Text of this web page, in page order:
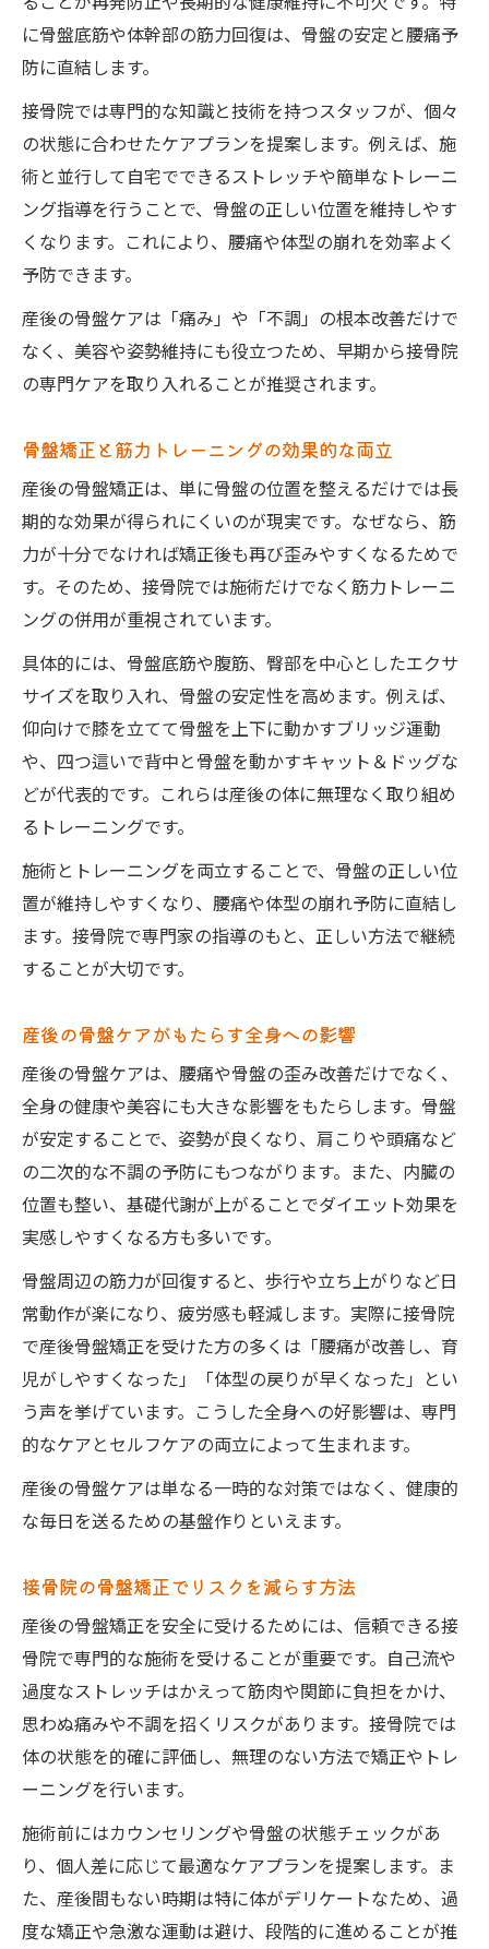
に骨盤底筋や体幹部の筋力回復は、骨盤の安定と腰痛予
防に直結します。
接骨院では専門的な知識と技術を持つスタッフが、個々
の状態に合わせたケアプランを提案します。例えば、施
術と並行して自宅でできるストレッチや簡単なトレーニ
ング指導を行うことで、骨盤の正しい位置を維持しやす
くなります。これにより、腰痛や体型の崩れを効率よく
予防できます。
産後の骨盤ケアは「痛み」や「不調」の根本改善だけで
なく、美容や姿勢維持にも役立つため、早期から接骨院
の専門ケアを取り入れることが推奨されます。
骨盤矯正と筋力トレーニングの効果的な両立
産後の骨盤矯正は、単に骨盤の位置を整えるだけでは長
期的な効果が得られにくいのが現実です。なぜなら、筋
力が十分でなければ矯正後も再び歪みやすくなるためで
す。そのため、接骨院では施術だけでなく筋力トレーニ
ングの併用が重視されています。
具体的には、骨盤底筋や腹筋、臀部を中心としたエクサ
サイズを取り入れ、骨盤の安定性を高めます。例えば、
仰向けで膝を立てて骨盤を上下に動かすブリッジ運動
や、四つ這いで背中と骨盤を動かすキャット＆ドッグな
どが代表的です。これらは産後の体に無理なく取り組め
るトレーニングです。
施術とトレーニングを両立することで、骨盤の正しい位
置が維持しやすくなり、腰痛や体型の崩れ予防に直結し
ます。接骨院で専門家の指導のもと、正しい方法で継続
することが大切です。
産後の骨盤ケアがもたらす全身への影響
産後の骨盤ケアは、腰痛や骨盤の歪み改善だけでなく、
全身の健康や美容にも大きな影響をもたらします。骨盤
が安定することで、姿勢が良くなり、肩こりや頭痛など
の二次的な不調の予防にもつながります。また、内臓の
位置も整い、基礎代謝が上がることでダイエット効果を
実感しやすくなる方も多いです。
骨盤周辺の筋力が回復すると、歩行や立ち上がりなど日
常動作が楽になり、疲労感も軽減します。実際に接骨院
で産後骨盤矯正を受けた方の多くは「腰痛が改善し、育
児がしやすくなった」「体型の戻りが早くなった」とい
う声を挙げています。こうした全身への好影響は、専門
的なケアとセルフケアの両立によって生まれます。
産後の骨盤ケアは単なる一時的な対策ではなく、健康的
な毎日を送るための基盤作りといえます。
接骨院の骨盤矯正でリスクを減らす方法
産後の骨盤矯正を安全に受けるためには、信頼できる接
骨院で専門的な施術を受けることが重要です。自己流や
過度なストレッチはかえって筋肉や関節に負担をかけ、
思わぬ痛みや不調を招くリスクがあります。接骨院では
体の状態を的確に評価し、無理のない方法で矯正やトレ
ーニングを行います。
施術前にはカウンセリングや骨盤の状態チェックがあ
り、個人差に応じて最適なケアプランを提案します。ま
た、産後間もない時期は特に体がデリケートなため、過
度な矯正や急激な運動は避け、段階的に進めることが推